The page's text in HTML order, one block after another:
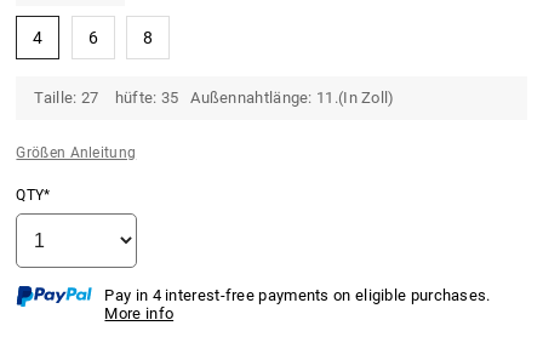
4 6 8
Taille: 27 hüfte: 35 Außennahtlänge: 11.(In Zoll)
Größen Anleitung
QTY*
Pay in 4 interest-free payments on eligible purchases.
More info